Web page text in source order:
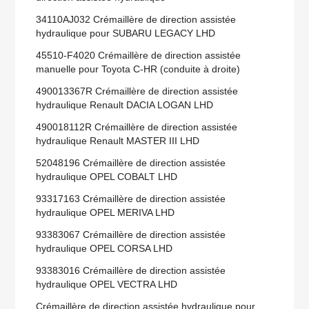
34110AJ032 Crémaillère de direction assistée
hydraulique pour SUBARU LEGACY LHD
45510-F4020 Crémaillère de direction assistée
manuelle pour Toyota C-HR (conduite à droite)
490013367R Crémaillère de direction assistée
hydraulique Renault DACIA LOGAN LHD
490018112R Crémaillère de direction assistée
hydraulique Renault MASTER III LHD
52048196 Crémaillère de direction assistée
hydraulique OPEL COBALT LHD
93317163 Crémaillère de direction assistée
hydraulique OPEL MERIVA LHD
93383067 Crémaillère de direction assistée
hydraulique OPEL CORSA LHD
93383016 Crémaillère de direction assistée
hydraulique OPEL VECTRA LHD
Crémaillère de direction assistée hydraulique pour